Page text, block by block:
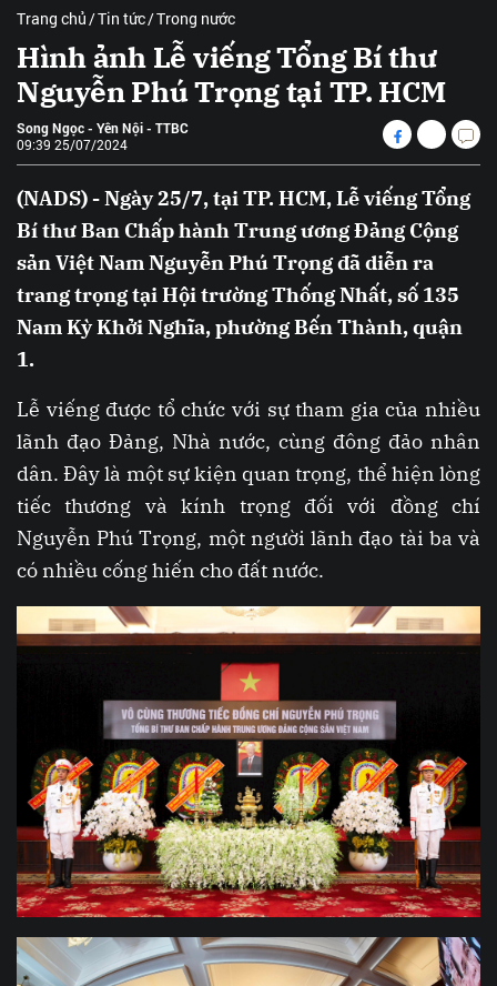
Trang chủ Tin tức Trong nước
Hình ảnh Lễ viếng Tổng Bí thư
Nguyễn Phú Trọng tại TP. HCM
Song Ngọc - Yên Nội - TTBC
09:39 25/07/2024
(NADS) - Ngày 25/7, tại TP. HCM, Lễ viếng Tổng
Bí thư Ban Chấp hành Trung ương Đảng Cộng
sản Việt Nam Nguyễn Phú Trọng đã diễn ra
trang trọng tại Hội trường Thống Nhất, số 135
Nam Kỳ Khởi Nghĩa, phường Bến Thành, quận
1.
Lễ viếng được tổ chức với sự tham gia của nhiều
lãnh đạo Đảng, Nhà nước, cùng đông đảo nhân
dân. Đây là một sự kiện quan trọng, thể hiện lòng
tiếc thương và kính trọng đối với đồng chí
Nguyễn Phú Trọng, một người lãnh đạo tài ba và
có nhiều cống hiến cho đất nước.